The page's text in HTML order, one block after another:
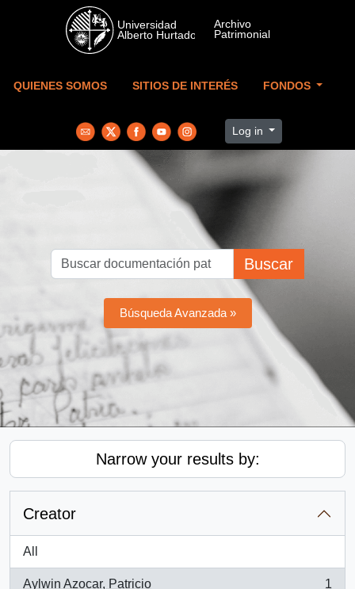
Skip to main content
QUIENES SOMOS SITIOS DE INTERÉS FONDOS
Log in
Buscar
Búsqueda Avanzada »
Narrow your results by:
Creator
All
Aylwin Azocar, Patricio 1